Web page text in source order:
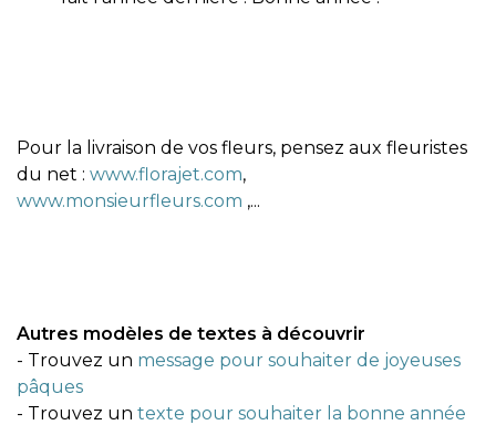
Pour la livraison de vos fleurs, pensez aux fleuristes
du net : www.florajet.com,
www.monsieurfleurs.com ,...
Autres modèles de textes à découvrir
- Trouvez un message pour souhaiter de joyeuses
pâques
- Trouvez un texte pour souhaiter la bonne année